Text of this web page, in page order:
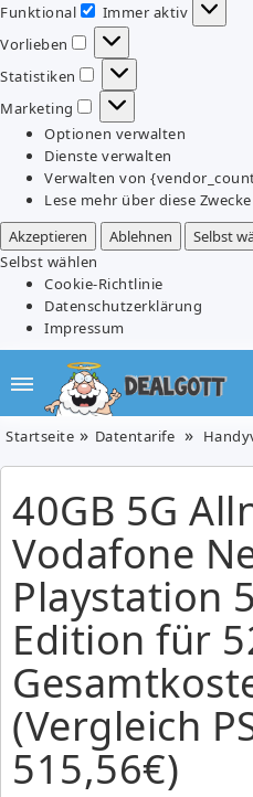
Funktional
Funktional
Immer aktiv
Vorlieben
Vorlieben
Statistiken
Statistiken
Marketing
Marketing
Optionen verwalten
Dienste verwalten
Verwalten von
Lese mehr über diese Zwecke
Akzeptieren
Ablehnen Selbst
Selbst wählen
Cookie-Richtlinie
Datenschutzerklärung
Impressum
Startseite Datentarife
40GB 5G
Vodafone
Playstation
Edition für
(Vergleich
515,56€)